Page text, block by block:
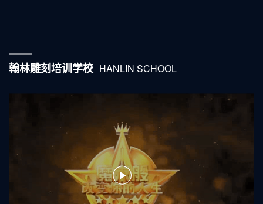
翰林雕刻培训学校 HANLIN SCHOOL